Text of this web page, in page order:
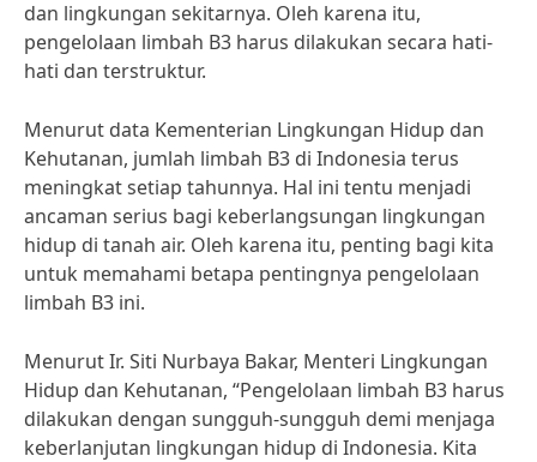
dan lingkungan sekitarnya. Oleh karena itu,
pengelolaan limbah B3 harus dilakukan secara hati-
hati dan terstruktur.
Menurut data Kementerian Lingkungan Hidup dan
Kehutanan, jumlah limbah B3 di Indonesia terus
meningkat setiap tahunnya. Hal ini tentu menjadi
ancaman serius bagi keberlangsungan lingkungan
hidup di tanah air. Oleh karena itu, penting bagi kita
untuk memahami betapa pentingnya pengelolaan
limbah B3 ini.
Menurut Ir. Siti Nurbaya Bakar, Menteri Lingkungan
Hidup dan Kehutanan, “Pengelolaan limbah B3 harus
dilakukan dengan sungguh-sungguh demi menjaga
keberlanjutan lingkungan hidup di Indonesia. Kita